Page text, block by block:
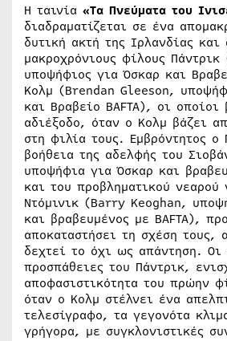
Η ταινία «Τα Πνεύματα του
διαδραματίζεται σε ένα
δυτική ακτή της Ιρλανδίας και
μακροχρόνιους φίλους
υποψήφιος για Όσκαρ και
Κολμ (Brendan Gleeson,
και Βραβείο BAFTA), οι οποίοι
αδιέξοδο, όταν ο Κολμ βάζει
στη φιλία τους. Εμβρόντητος ο
βοήθεια της αδελφής του
υποψήφια για Όσκαρ και
και του προβληματικού νεαρού
Ντόμινικ (Barry Keoghan,
και βραβευμένος με BAFTA),
αποκαταστήσει τη σχέση τους,
δεχτεί το όχι ως απάντηση. Οι
προσπάθειες του Πάντρικ,
αποφασιστικότητα του πρώην
όταν ο Κολμ στέλνει ένα
τελεσίγραφο, τα γεγονότα
γρήγορα, με συγκλονιστικές